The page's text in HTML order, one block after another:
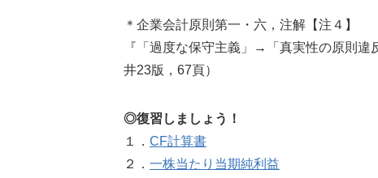
＊企業会計原則第一・六，注解【注４】
『「過度な保守主義」→「真実性の原則
井23版，67頁）
◎復習しましょう！
１． CF計算書
２． 一株当たり当期純利益